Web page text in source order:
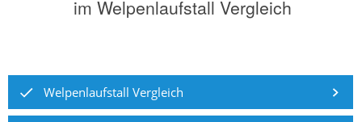
im Welpenlaufstall Vergleich
Welpenlaufstall Vergleich